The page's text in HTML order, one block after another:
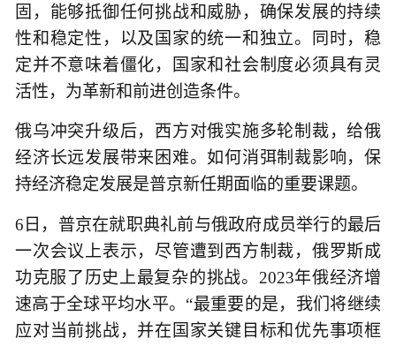
固，能够抵御任何挑战和威胁，确保发展的持续
性和稳定性，以及国家的统一和独立。同时，稳
定并不意味着僵化，国家和社会制度必须具有灵
活性，为革新和前进创造条件。
俄乌冲突升级后，西方对俄实施多轮制裁，给俄
经济长远发展带来困难。如何消弭制裁影响，保
持经济稳定发展是普京新任期面临的重要课题。
6日，普京在就职典礼前与俄政府成员举行的最后
一次会议上表示，尽管遭到西方制裁，俄罗斯成
功克服了历史上最复杂的挑战。2023年俄经济增
速高于全球平均水平。“最重要的是，我们将继续
应对当前挑战，并在国家关键目标和优先事项框